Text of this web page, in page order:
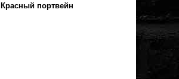
Красный портвейн